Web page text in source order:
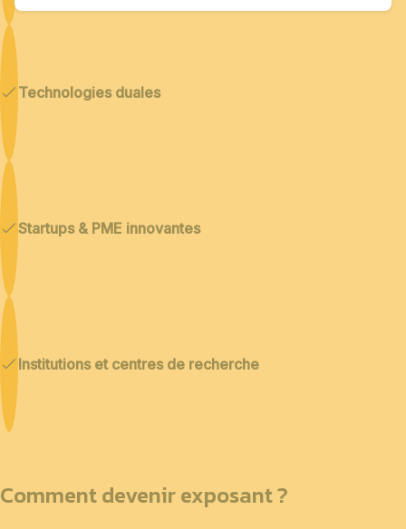
Technologies duales
Startups & PME innovantes
Institutions et centres de recherche
Comment devenir exposant ?